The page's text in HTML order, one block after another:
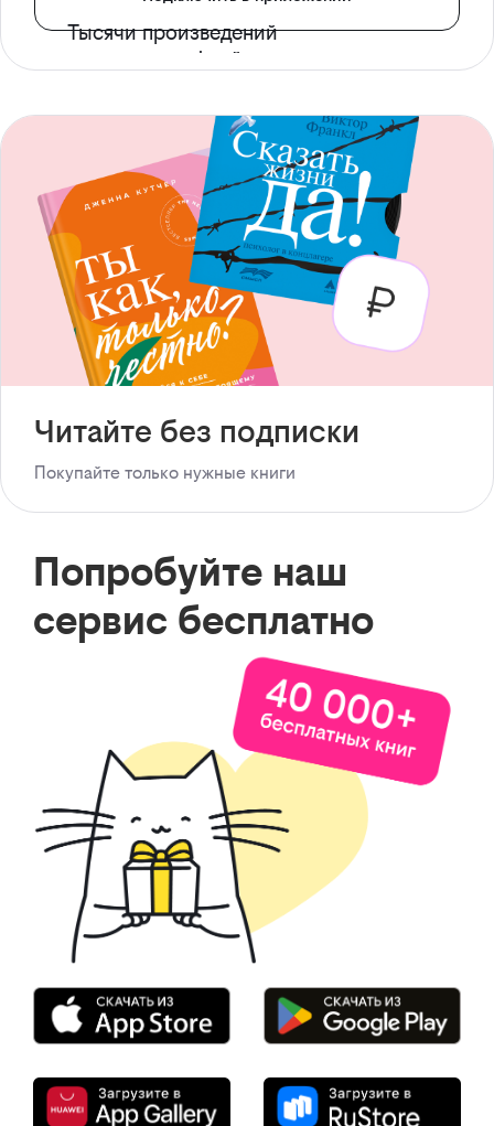
Тысячи произведений
с доступом офлайн
Читайте без подписки
Покупайте только нужные книги
Попробуйте наш
сервис бесплатно